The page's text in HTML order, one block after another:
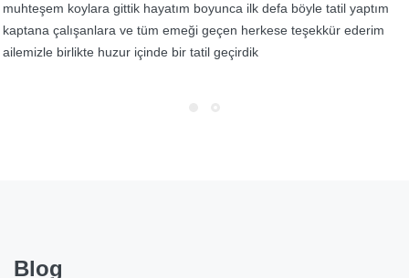
muhteşem koylara gittik hayatım boyunca ilk defa böyle tatil yaptım
kaptana çalışanlara ve tüm emeği geçen herkese teşekkür ederim
ailemizle birlikte huzur içinde bir tatil geçirdik
Blog